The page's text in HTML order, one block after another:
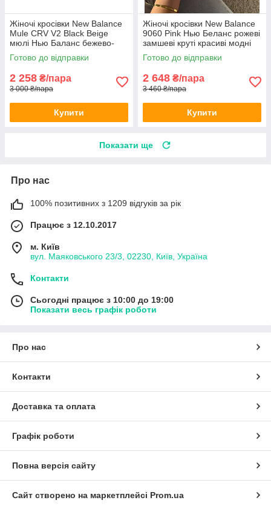
Жіночі кросівки New Balance
Mule CRV V2 Black Beige
мюлі Нью Баланс бежево-
чорні з помаранчевим
текстильні
Готово до відправки
2 258 ₴/пара
3 000 ₴/пара
Купити
Жіночі кросівки New Balance
9060 Pink Нью Беланс рожеві
замшеві круті красиві модні
Готово до відправки
2 648 ₴/пара
3 460 ₴/пара
Купити
Показати ще
Про нас
100% позитивних з 1209 відгуків за рік
Працює з 12.10.2017
м. Київ
вул. Маяковського 23/3, 02230, Київ, Україна
Контакти
Сьогодні працює з 10:00 до 19:00
Показати весь графік роботи
Про нас
Контакти
Доставка та оплата
Графік роботи
Повна версія сайту
Сайт створено на маркетплейсі Prom.ua